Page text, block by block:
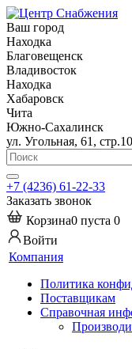
Ваш город
Находка
Благовещенск
Владивосток
Находка
Хабаровск
Чита
Южно-Сахалинск
ул. Угольная, 61, стр.10
+7 (4236) 61-22-33
Заказать звонок
Корзина0 пуста 0
Войти
Компания
Политика
Поставщикам
Справочная